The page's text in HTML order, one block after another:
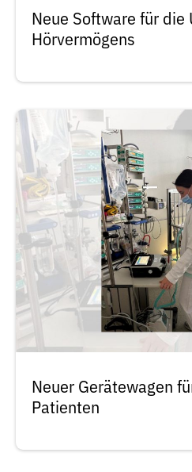
Neue Software für die
Hörvermögens
Neuer Gerätewagen
Patienten